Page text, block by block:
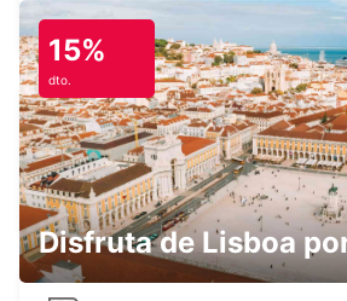
PAMIERS - FRANCE
MONTAUBAN
MONTAUBAN - FRANCE
15%
dto.
Disfruta de Lisboa